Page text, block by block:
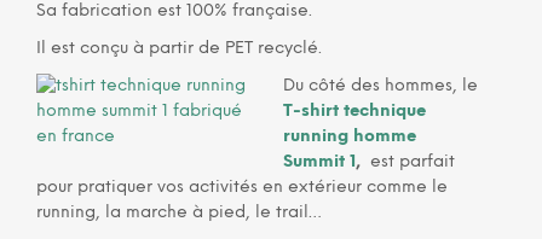
Sa fabrication est 100% française.
Il est conçu à partir de PET recyclé.
Du côté des hommes, le
T-shirt technique
running homme
Summit 1 , est parfait
pour pratiquer vos activités en extérieur comme le
running, la marche à pied, le trail…